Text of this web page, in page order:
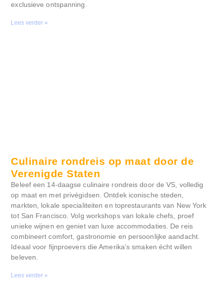
exclusieve ontspanning.
Lees verder »
Culinaire rondreis op maat door de
Verenigde Staten
Beleef een 14-daagse culinaire rondreis door de VS, volledig
op maat en met privégidsen. Ontdek iconische steden,
markten, lokale specialiteiten en toprestaurants van New York
tot San Francisco. Volg workshops van lokale chefs, proef
unieke wijnen en geniet van luxe accommodaties. De reis
combineert comfort, gastronomie en persoonlijke aandacht.
Ideaal voor fijnproevers die Amerika’s smaken écht willen
beleven.
Lees verder »